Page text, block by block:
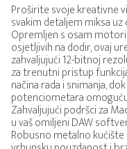
Proširite svoje kreativne
svakim detaljem miksa
Opremljen s osam
osjetljivih na dodir, ovaj
zahvaljujući 12-bitnoj
za trenutni pristup
načina rada i snimanja,
potenciometara
Zahvaljujući podršci za
u vaš omiljeni DAW
Robusno metalno